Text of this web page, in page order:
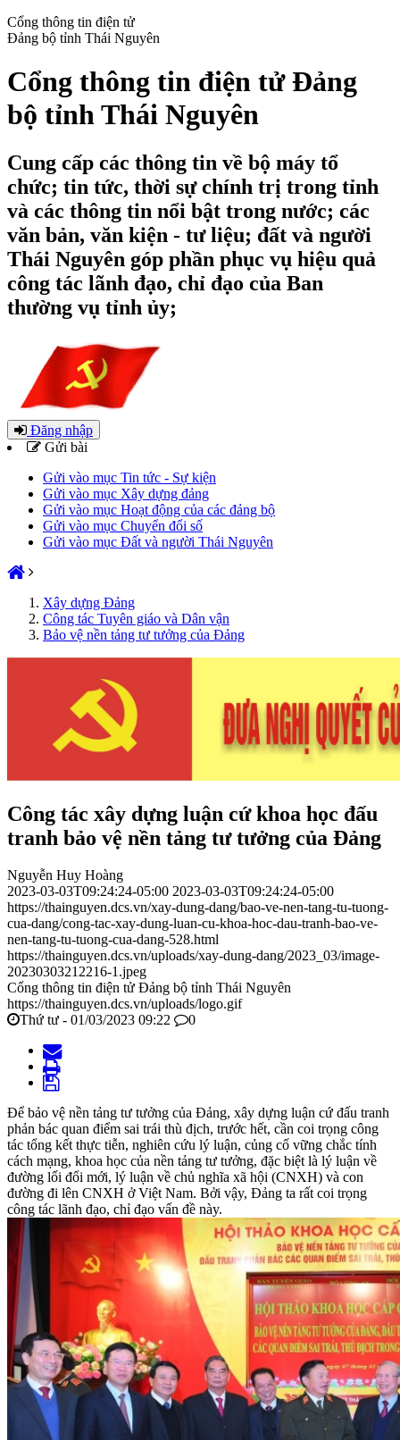
Cổng thông tin điện tử
Đảng bộ tỉnh Thái Nguyên
Cổng thông tin điện tử Đảng
bộ tỉnh Thái Nguyên
Cung cấp các thông tin về bộ máy tổ
chức; tin tức, thời sự chính trị trong tỉnh
và các thông tin nổi bật trong nước; các
văn bản, văn kiện - tư liệu; đất và người
Thái Nguyên góp phần phục vụ hiệu quả
công tác lãnh đạo, chỉ đạo của Ban
thường vụ tỉnh ủy;
Đăng nhập
Gửi bài
Gửi vào mục Tin tức - Sự kiện
Gửi vào mục Xây dựng đảng
Gửi vào mục Hoạt động của các đảng bộ
Gửi vào mục Chuyển đổi số
Gửi vào mục Đất và người Thái Nguyên
Xây dựng Đảng
Công tác Tuyên giáo và Dân vận
Bảo vệ nền tảng tư tưởng của Đảng
Công tác xây dựng luận cứ khoa học đấu
tranh bảo vệ nền tảng tư tưởng của Đảng
Nguyễn Huy Hoàng
2023-03-03T09:24:24-05:00 2023-03-03T09:24:24-05:00
https://thainguyen.dcs.vn/xay-dung-dang/bao-ve-nen-tang-tu-tuong-
cua-dang/cong-tac-xay-dung-luan-cu-khoa-hoc-dau-tranh-bao-ve-
nen-tang-tu-tuong-cua-dang-528.html
https://thainguyen.dcs.vn/uploads/xay-dung-dang/2023_03/image-
20230303212216-1.jpeg
Cổng thông tin điện tử Đảng bộ tỉnh Thái Nguyên
https://thainguyen.dcs.vn/uploads/logo.gif
Thứ tư - 01/03/2023 09:22
0
Để bảo vệ nền tảng tư tưởng của Đảng, xây dựng luận cứ đấu tranh
phản bác quan điểm sai trái thù địch, trước hết, cần coi trọng công
tác tổng kết thực tiễn, nghiên cứu lý luận, củng cố vững chắc tính
cách mạng, khoa học của nền tảng tư tưởng, đặc biệt là lý luận về
đường lối đổi mới, lý luận về chủ nghĩa xã hội (CNXH) và con
đường đi lên CNXH ở Việt Nam. Bởi vậy, Đảng ta rất coi trọng
công tác lãnh đạo, chỉ đạo vấn đề này.